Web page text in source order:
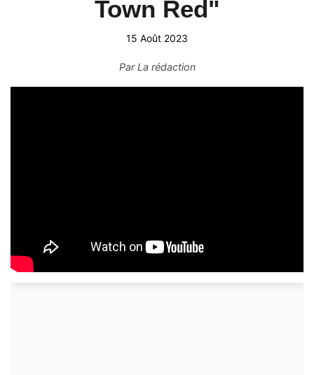
Town Red"
15 Août 2023
ParLa rédaction